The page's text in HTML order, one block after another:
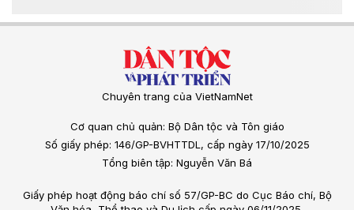
Chuyên trang của VietNamNet
Cơ quan chủ quản: Bộ Dân tộc và Tôn giáo
Số giấy phép: 146/GP-BVHTTDL, cấp ngày 17/10/2025
Tổng biên tập: Nguyễn Văn Bá
Giấy phép hoạt động báo chí số 57/GP-BC do Cục Báo chí, Bộ